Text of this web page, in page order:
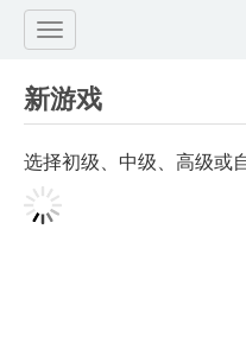
新游戏
选择初级、中级、高级或